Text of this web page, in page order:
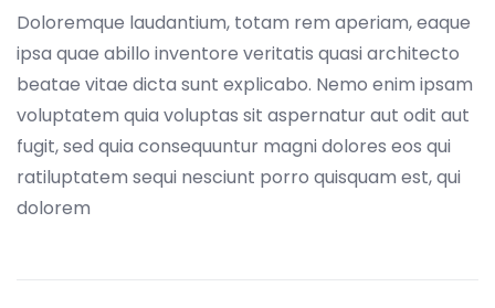
Doloremque laudantium, totam rem aperiam, eaque
ipsa quae abillo inventore veritatis quasi architecto
beatae vitae dicta sunt explicabo. Nemo enim ipsam
voluptatem quia voluptas sit aspernatur aut odit aut
fugit, sed quia consequuntur magni dolores eos qui
ratiluptatem sequi nesciunt porro quisquam est, qui
dolorem